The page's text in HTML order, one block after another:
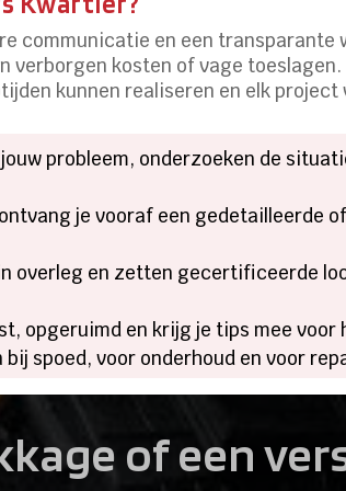
communicatie en een
verborgen kosten of vage
kunnen realiseren en elk
probleem, onderzoeken de
je vooraf een gedetailleerde
overleg en zetten gecertificeerde
opgeruimd en krijg je tips mee
bij spoed, voor onderhoud en voor
of een